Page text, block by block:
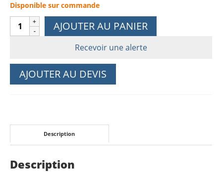
Disponible sur commande
quantité
de
Power
Cable
AJOUTER AU PANIER
Recevoir une alerte
AJOUTER AU DEVIS
Description
Description